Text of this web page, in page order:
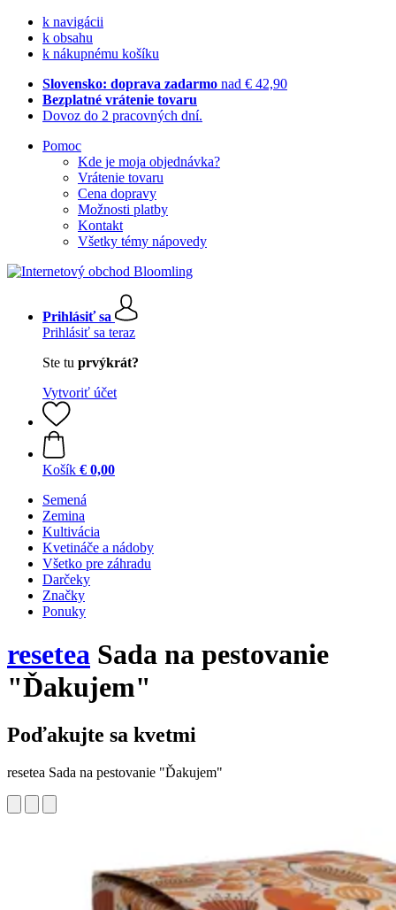
k navigácii
k obsahu
k nákupnému košíku
Slovensko: doprava zadarmo nad € 42,90
Bezplatné vrátenie tovaru
Dovoz do 2 pracovných dní.
Pomoc
Kde je moja objednávka?
Vrátenie tovaru
Cena dopravy
Možnosti platby
Kontakt
Všetky témy nápovedy
Prihlásiť sa
Prihlásiť sa teraz
Ste tu prvýkrát?
Vytvoriť účet
Košík € 0,00
Semená
Zemina
Kultivácia
Kvetináče a nádoby
Všetko pre záhradu
Darčeky
Značky
Ponuky
resetea Sada na pestovanie
"Ďakujem"
Poďakujte sa kvetmi
resetea Sada na pestovanie "Ďakujem"